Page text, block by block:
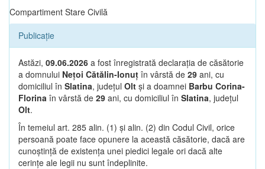
Compartiment Stare Civilă
Publicație
Astăzi, 09.06.2026 a fost înregistrată declarația de căsătorie
a domnului Nețoi Cătălin-Ionuț în vârstă de 29 ani, cu
domiciliul în Slatina, județul Olt și a doamnei Barbu Corina-
Florina în vârstă de 29 ani, cu domiciliul în Slatina, județul
Olt.
În temeiul art. 285 alin. (1) și alin. (2) din Codul Civil, orice
persoană poate face opunere la această căsătorie, dacă are
cunoștință de existența unei piedici legale ori dacă alte
cerințe ale legii nu sunt îndeplinite.